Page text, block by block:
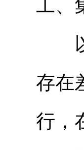
工、
以
存在
行，